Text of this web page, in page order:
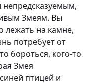
Змеям. Вы
лежать на камне,
потребует от
бороться, кого-то
Змея
птицей и